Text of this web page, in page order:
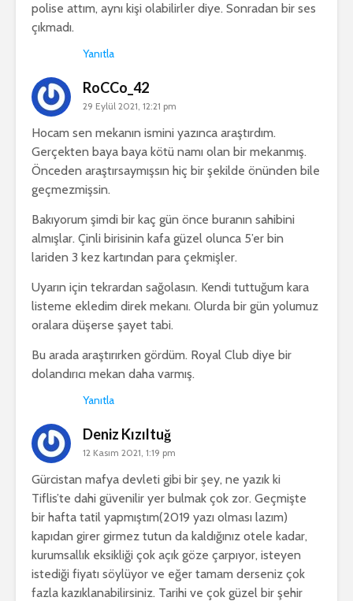
polise attım, aynı kişi olabilirler diye. Sonradan bir ses
çıkmadı.
Yanıtla
RoCCo_42
29 Eylül 2021, 12:21 pm
Hocam sen mekanın ismini yazınca araştırdım.
Gerçekten baya baya kötü namı olan bir mekanmış.
Önceden araştırsaymışsın hiç bir şekilde önünden bile
geçmezmişsin.
Bakıyorum şimdi bir kaç gün önce buranın sahibini
almışlar. Çinli birisinin kafa güzel olunca 5’er bin
lariden 3 kez kartından para çekmişler.
Uyarın için tekrardan sağolasın. Kendi tuttuğum kara
listeme ekledim direk mekanı. Olurda bir gün yolumuz
oralara düşerse şayet tabi.
Bu arada araştırırken gördüm. Royal Club diye bir
dolandırıcı mekan daha varmış.
Yanıtla
Deniz Kızıltuğ
12 Kasım 2021, 1:19 pm
Gürcistan mafya devleti gibi bir şey, ne yazık ki
Tiflis’te dahi güvenilir yer bulmak çok zor. Geçmişte
bir hafta tatil yapmıştım(2019 yazı olması lazım)
kapıdan girer girmez tutun da kaldığınız otele kadar,
kurumsallık eksikliği çok açık göze çarpıyor, isteyen
istediği fiyatı söylüyor ve eğer tamam derseniz çok
fazla kazıklanabilirsiniz. Tarihi ve çok güzel bir şehir